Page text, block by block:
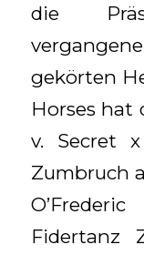
die
gekörten
Horses hat
v. Secret
Zumbruch
Fidertanz